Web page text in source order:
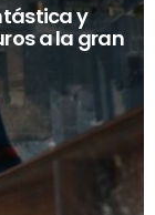
y
a la gran